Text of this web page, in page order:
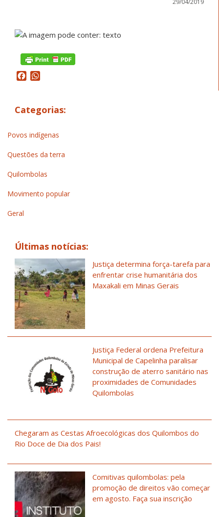
Facebook
Categorias:
Povos indígenas
Questões da terra
Quilombolas
Movimento popular
Geral
Últimas notícias:
Justiça determina força-tarefa para
enfrentar crise humanitária dos
Maxakali em Minas Gerais
Justiça Federal ordena Prefeitura
Municipal de Capelinha paralisar
construção de aterro sanitário nas
proximidades de Comunidades
Quilombolas
Chegaram as Cestas Afroecológicas dos Quilombos do
Rio Doce de Dia dos Pais!
Comitivas quilombolas: pela
promoção de direitos vão começar
em agosto. Faça sua inscrição